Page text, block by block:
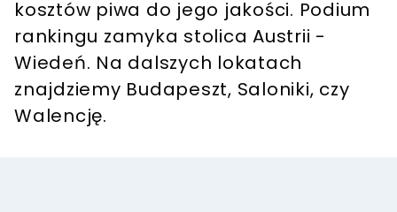
kosztów piwa do jego jakości. Podium
rankingu zamyka stolica Austrii -
Wiedeń. Na dalszych lokatach
znajdziemy Budapeszt, Saloniki, czy
Walencję.